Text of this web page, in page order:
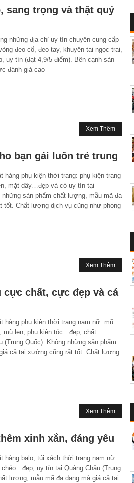
sang trọng và thật quý
những địa chỉ uy tín chuyên cung cấp
đeo cổ, đeo tay, khuyên tai ngọc trai,
uy tín (đạt 4,9/5 điểm). Bên cạnh sản
đánh giá cao
Xem Thêm
bạn gái luôn trẻ trung
hàng phụ kiện thời trang: phụ kiện trang
mặt dây…đẹp và có uy tín tại
những sản phẩm chất lượng, mẫu mã đa
tốt. Chất lượng dịch vụ cũng như phong
Xem Thêm
cực chất, cực đẹp và cá
hàng phụ kiện thời trang nam nữ: mũ
mũ len, phụ kiện tóc…đẹp, chất
(Trung Quốc). Không những sản phẩm
cả tại xưởng cũng rất tốt. Chất lượng
Xem Thêm
xinh xắn, đáng yêu
hàng balo, túi xách thời trang nam nữ:
uy tín tại Quảng Châu (Trung
lượng, mẫu mã đa dạng mà giá cả tại